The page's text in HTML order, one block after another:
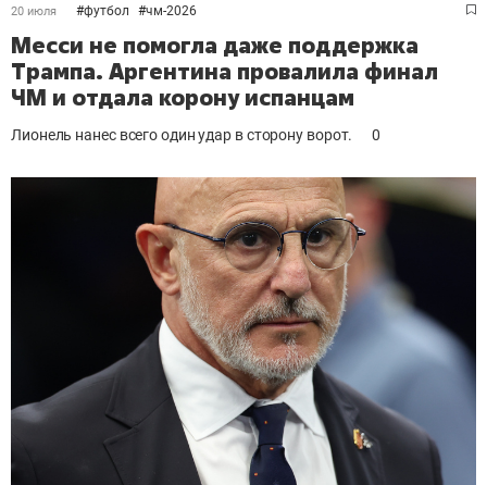
20 июля #футбол #чм-2026
Месси не помогла даже поддержка
Трампа. Аргентина провалила финал
ЧМ и отдала корону испанцам
Лионель нанес всего один удар в сторону ворот. 0